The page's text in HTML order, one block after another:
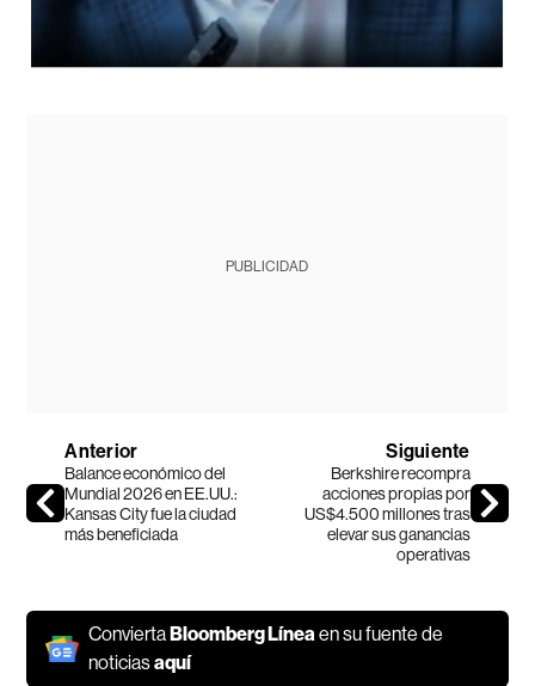
PUBLICIDAD
Anterior
Balance económico del
Mundial 2026 en EE.UU.:
Kansas City fue la ciudad
más beneficiada
Siguiente
Berkshire recompra
acciones propias por
US$4.500 millones tras
elevar sus ganancias
operativas
ConviertaBloomberg Líneaen su fuente de
noticiasaquí